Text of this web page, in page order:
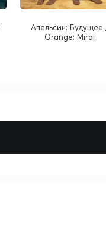
Апельсин: Будущее
Orange: Mirai